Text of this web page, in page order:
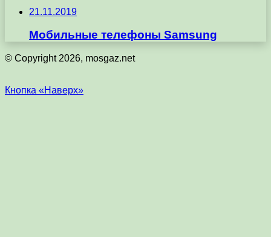
21.11.2019
Мобильные телефоны Samsung
© Copyright 2026, mosgaz.net
Кнопка «Наверх»